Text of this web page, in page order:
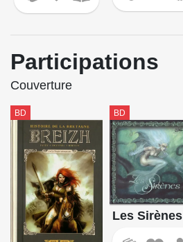
Participations
Couverture
BD BD
Les Sirènes